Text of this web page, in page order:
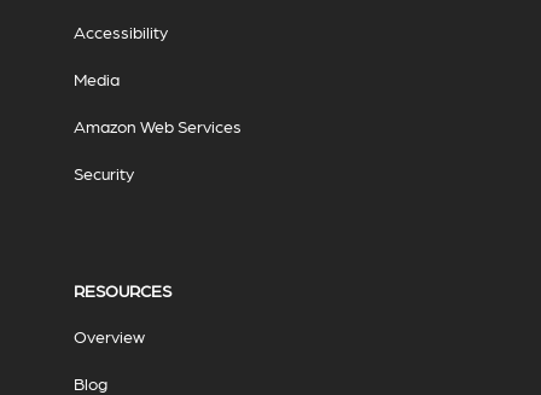
Accessibility
Media
Amazon Web Services
Security
RESOURCES
Overview
Blog